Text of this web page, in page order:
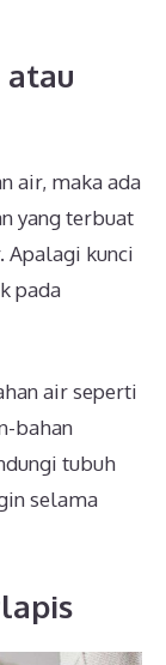
atau
air, maka ada
yang terbuat
Apalagi kunci
pada
air seperti
bahan
tubuh
selama